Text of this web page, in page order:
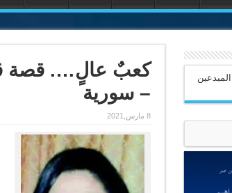
كعبٌ عالٍ…. قصة
– سورية
8 مارس,2021